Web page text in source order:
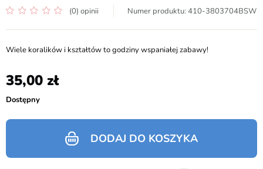
(0) opinii 410-3803704BSW
Wiele koralików i kształtów to godziny wspaniałej zabawy!
35,00
Dostępny
DODAJ DO KOSZYKA